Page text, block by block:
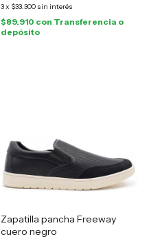
3x $33.300 sin interés
$89.910 con Transferencia o
depósito
Zapatilla pancha Freeway
cuero negro